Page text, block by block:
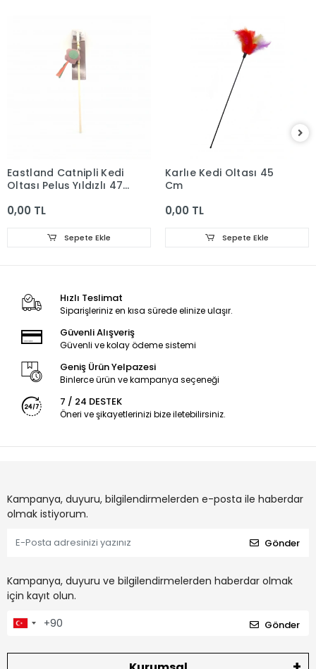
Eastland Catnipli Kedi
Oltası Peluş Yıldızlı 47
0,00 TL
Sepete Ekle
Karlıe Kedi Oltası 45
Cm
0,00 TL
Sepete Ekle
Hızlı Teslimat
Siparişleriniz en kısa sürede elinize ulaşır.
Güvenli Alışveriş
Güvenli ve kolay ödeme sistemi
Geniş Ürün Yelpazesi
Binlerce ürün ve kampanya seçeneği
7 / 24 DESTEK
Öneri ve şikayetlerinizi bize iletebilirsiniz.
Kampanya, duyuru, bilgilendirmelerden e-posta ile haberdar
olmak istiyorum.
Gönder
Kampanya, duyuru ve bilgilendirmelerden haberdar olmak
için kayıt olun.
Gönder